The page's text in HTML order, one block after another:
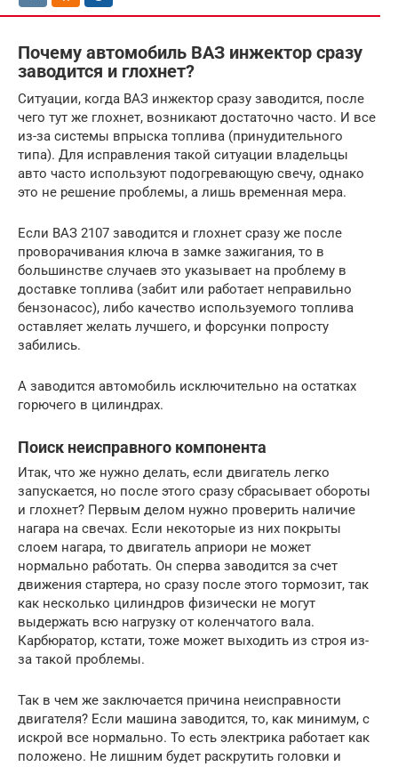
Почему автомобиль ВАЗ инжектор сразу
заводится и глохнет?
Ситуации, когда ВАЗ инжектор сразу заводится, после
чего тут же глохнет, возникают достаточно часто. И все
из-за системы впрыска топлива (принудительного
типа). Для исправления такой ситуации владельцы
авто часто используют подогревающую свечу, однако
это не решение проблемы, а лишь временная мера.
Если ВАЗ 2107 заводится и глохнет сразу же после
проворачивания ключа в замке зажигания, то в
большинстве случаев это указывает на проблему в
доставке топлива (забит или работает неправильно
бензонасос), либо качество используемого топлива
оставляет желать лучшего, и форсунки попросту
забились.
А заводится автомобиль исключительно на остатках
горючего в цилиндрах.
Поиск неисправного компонента
Итак, что же нужно делать, если двигатель легко
запускается, но после этого сразу сбрасывает обороты
и глохнет? Первым делом нужно проверить наличие
нагара на свечах. Если некоторые из них покрыты
слоем нагара, то двигатель априори не может
нормально работать. Он сперва заводится за счет
движения стартера, но сразу после этого тормозит, так
как несколько цилиндров физически не могут
выдержать всю нагрузку от коленчатого вала.
Карбюратор, кстати, тоже может выходить из строя из-
за такой проблемы.
Так в чем же заключается причина неисправности
двигателя? Если машина заводится, то, как минимум, с
искрой все нормально. То есть электрика работает как
положено. Не лишним будет раскрутить головки и